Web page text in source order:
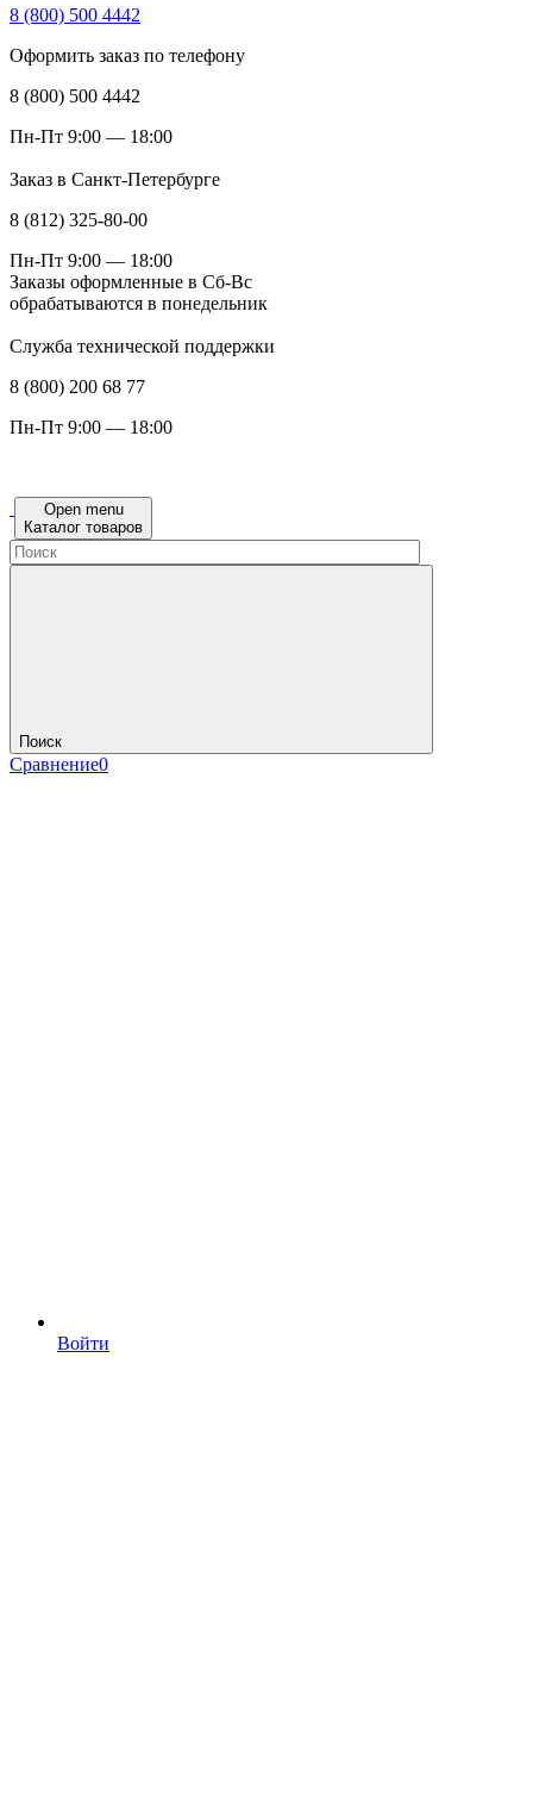
8 (800) 500 4442
Оформить заказ по телефону
8 (800) 500 4442
Пн-Пт 9:00 — 18:00
Заказ в Санкт-Петербурге
8 (812) 325-80-00
Пн-Пт 9:00 — 18:00
Заказы оформленные в Сб-Вс
обрабатываются в понедельник
Служба технической поддержки
8 (800) 200 68 77
Пн-Пт 9:00 — 18:00
Open menu
Каталог товаров
Поиск
Сравнение0
Войти